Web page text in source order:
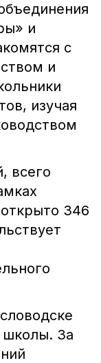
и
с
и
изучая
всего
346
школы. За